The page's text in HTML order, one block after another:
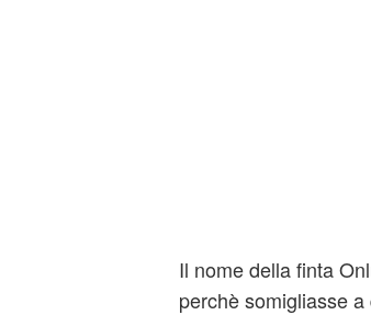
Il nome della finta
perchè somigliasse a